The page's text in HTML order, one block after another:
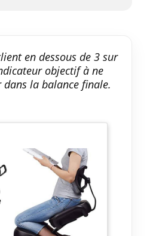
et fonctionnel
touche esthétique
un soutien
vos activités
en dessous de 3 sur
objectif à ne
dans la balance finale.